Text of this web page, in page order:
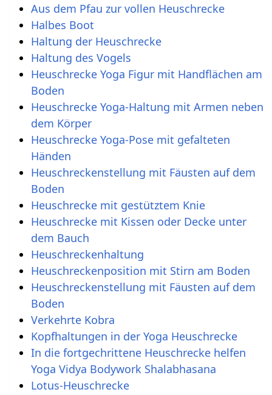
Aus dem Pfau zur vollen Heuschrecke
Halbes Boot
Haltung der Heuschrecke
Haltung des Vogels
Heuschrecke Yoga Figur mit Handflächen am
Boden
Heuschrecke Yoga-Haltung mit Armen neben
dem Körper
Heuschrecke Yoga-Pose mit gefalteten
Händen
Heuschreckenstellung mit Fäusten auf dem
Boden
Heuschrecke mit gestütztem Knie
Heuschrecke mit Kissen oder Decke unter
dem Bauch
Heuschreckenhaltung
Heuschreckenposition mit Stirn am Boden
Heuschreckenstellung mit Fäusten auf dem
Boden
Verkehrte Kobra
Kopfhaltungen in der Yoga Heuschrecke
In die fortgechrittene Heuschrecke helfen
Yoga Vidya Bodywork Shalabhasana
Lotus-Heuschrecke